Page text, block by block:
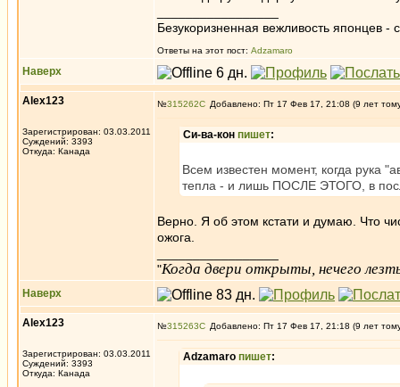
Безукоризненная вежливость японцев -
Ответы на этот пост: Adzamaro
Наверх
Alex123
Зарегистрирован: 03.03.2011
Суждений: 3393
Откуда: Канада
№315262 Добавлено: Пт 17 Фев 17, 21:08 (9 лет
Си-ва-кон пишет:
Всем известен момент, когда рука
тепла - и лишь ПОСЛЕ ЭТОГО, в
Верно. Я об этом кстати и думаю. Что
ожога.
"Когда двери открыты, нечего
Наверх
Alex123
Зарегистрирован: 03.03.2011
Суждений: 3393
Откуда: Канада
№315263 Добавлено: Пт 17 Фев 17, 21:18 (9 лет
Adzamaro пишет: